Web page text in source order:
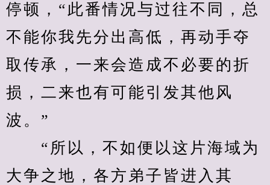
停顿，“此番情况与过往不同，总
不能你我先分出高低，再动手夺
取传承，一来会造成不必要的折
损，二来也有可能引发其他风
波。”
“所以，不如便以这片海域为
大争之地，各方弟子皆进入其